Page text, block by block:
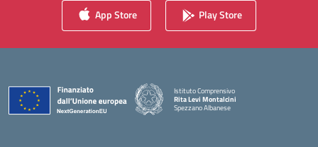
App Store Play Store
Istituto Comprensivo
Rita Levi Montalcini
Spezzano Albanese
— Visita la pagina iniziale della scuola